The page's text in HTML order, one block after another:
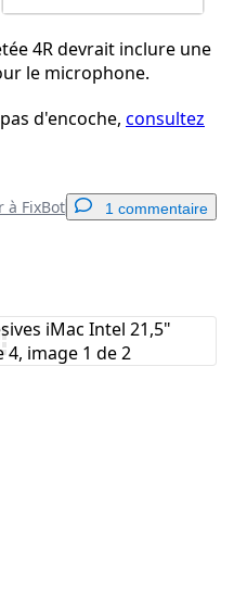
4R devrait inclure une
le microphone.
d'encoche, consultez
à FixBot 1 commentaire